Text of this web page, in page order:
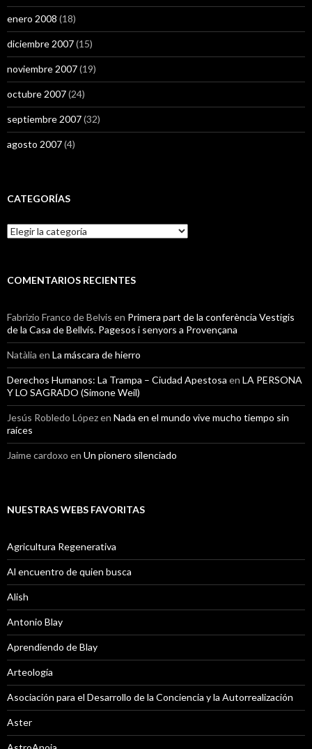
enero 2008 (18)
diciembre 2007(15)
noviembre 2007(19)
octubre 2007(24)
septiembre 2007(32)
agosto 2007(4)
CATEGORÍAS
Categorías
COMENTARIOS RECIENTES
Fabrizio Franco de Belvis en Primera part de la conferència Vestigis
de la Casa de Bellvís. Pagesos i senyors a Provençana
Natàlia en La máscara de hierro
Derechos Humanos: La Trampa – Ciudad Apestosa en LA PERSONA
Y LO SAGRADO (Simone Weil)
Jesús Robledo Lópezen Nada en el mundo vive mucho tiempo sin
raíces
Jaime cardoxo en Un pionero silenciado
NUESTRAS WEBS FAVORITAS
Agricultura Regenerativa
Al encuentro de quien busca
Alish
Antonio Blay
Aprendiendo de Blay
Arteología
Asociación para el Desarrollo de la Conciencia y la Autorrealización
Aster